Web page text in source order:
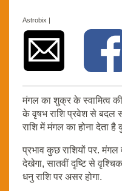
Astrobix |
मंगल का शुक्र के स्वामित्व की
के वृषभ राशि प्रवेश से बदल
राशि में मंगल का होना देता
प्रभाव कुछ राशियों पर.
देखेगा, सातवीं दृष्टि से
धनु राशि पर असर होगा.